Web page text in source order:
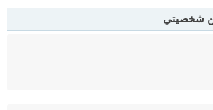
شخصيتي